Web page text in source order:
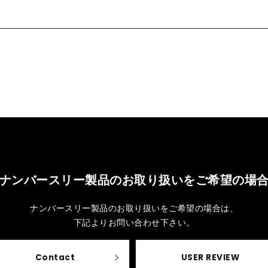
ナンバースリー製品のお取り扱いをご希望の場
ナンバースリー製品のお取り扱いをご希望の場合は、
下記よりお問い合わせ下さい。
Contact USER REVIEW